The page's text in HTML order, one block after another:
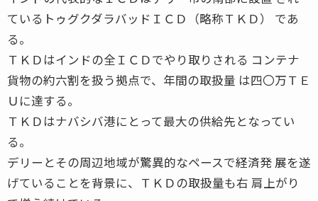
ているトゥグクダラバッドＩＣＤ（略称ＴＫＤ） であ
る。
ＴＫＤはインドの全ＩＣＤでやり取りされる コンテナ
貨物の約六割を扱う拠点で、年間の取扱量 は四〇万ＴＥ
Ｕに達する。
ＴＫＤはナバシバ港にとって最大の供給先となってい
る。
デリーとその周辺地域が驚異的なペースで経済発 展を遂
げていることを背景に、ＴＫＤの取扱量も右 肩上がり